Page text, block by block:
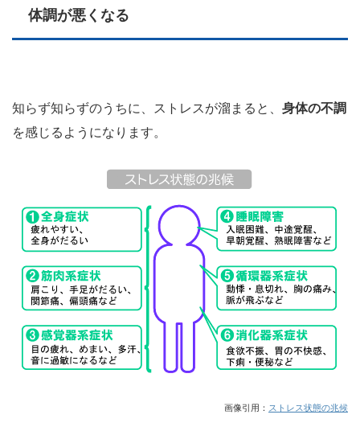
体調が悪くなる
知らず知らずのうちに、ストレスが溜まると、 身体の不調
を感じるようになります。
画像引用： ストレス状態の兆候